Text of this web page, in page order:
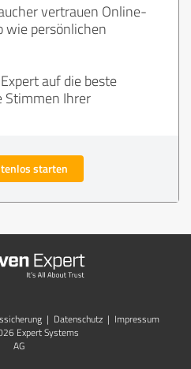
vertrauen Online-
wie persönlichen
auf die beste
Stimmen Ihrer
starten
| Datenschutz | Impressum
Expert Systems
AG